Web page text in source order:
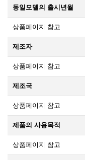
동일모델의 출시년월
상품페이지 참고
제조자
상품페이지 참고
제조국
상품페이지 참고
제품의 사용목적
상품페이지 참고